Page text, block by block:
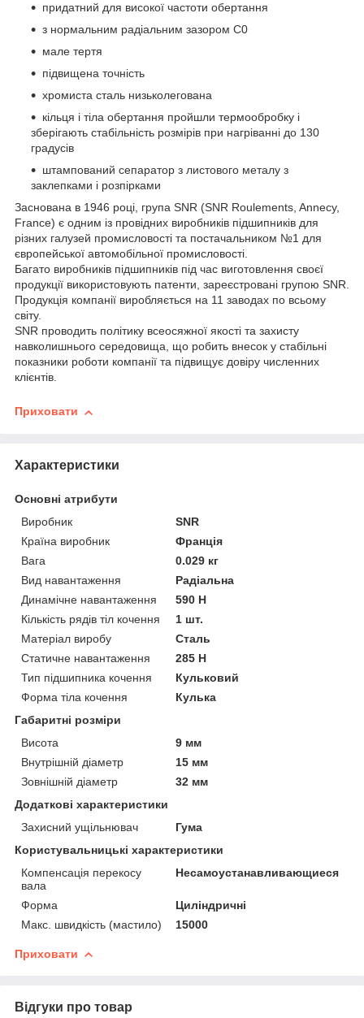
придатний для високої частоти обертання
з нормальним радіальним зазором С0
мале тертя
підвищена точність
хромиста сталь низьколегована
кільця і тіла обертання пройшли термообробку і
зберігають стабільність розмірів при нагріванні до 130
градусів
штампований сепаратор з листового металу з
заклепками і розпірками
Заснована в 1946 році, група SNR (SNR Roulements, Annecy,
France) є одним із провідних виробників підшипників для
різних галузей промисловості та постачальником №1 для
європейської автомобільної промисловості.
Багато виробників підшипників під час виготовлення своєї
продукції використовують патенти, зареєстровані групою SNR.
Продукція компанії виробляється на 11 заводах по всьому
світу.
SNR проводить політику всеосяжної якості та захисту
навколишнього середовища, що робить внесок у стабільні
показники роботи компанії та підвищує довіру численних
клієнтів.
Приховати
Характеристики
Основні атрибути
Виробник
SNR
Країна виробник
Франція
Вага
0.029 кг
Вид навантаження
Радіальна
Динамічне навантаження
590 Н
Кількість рядів тіл кочення
1 шт.
Матеріал виробу
Сталь
Статичне навантаження
285 Н
Тип підшипника кочення
Кульковий
Форма тіла кочення
Кулька
Габаритні розміри
Висота
9 мм
Внутрішній діаметр
15 мм
Зовнішній діаметр
32 мм
Додаткові характеристики
Захисний ущільнювач
Гума
Користувальницькі характеристики
Компенсація перекосу
вала
Несамоустанавливающиеся
Форма
Циліндричні
Макс. швидкість (мастило)
15000
Приховати
Відгуки про товар